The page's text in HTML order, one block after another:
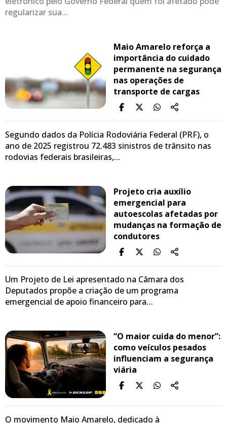
regularizar sua…
Maio Amarelo reforça a
importância do cuidado
permanente na segurança
nas operações de
transporte de cargas
Segundo dados da Polícia Rodoviária Federal (PRF), o
ano de 2025 registrou 72.483 sinistros de trânsito nas
rodovias federais brasileiras,…
Projeto cria auxílio
emergencial para
autoescolas afetadas por
mudanças na formação de
condutores
Um Projeto de Lei apresentado na Câmara dos
Deputados propõe a criação de um programa
emergencial de apoio financeiro para…
“O maior cuida do menor”:
como veículos pesados
influenciam a segurança
viária
O movimento Maio Amarelo, dedicado à